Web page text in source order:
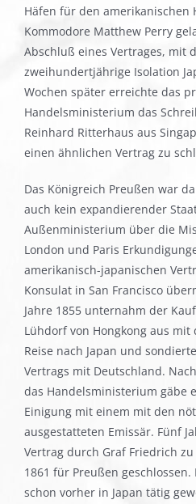
Häfen für den amerikanischen
Kommodore Matthew Perry
Abschluß eines Vertrages, mit
zweihundertjährige Isolation
Wochen später erreichte das
Handelsministerium das
Reinhard Ritterhaus aus
einen ähnlichen Vertrag zu
Das Königreich Preußen war
auch kein expandierender
Außenministerium über die
London und Paris
amerikanisch-japanischen
Konsulat in San Francisco
Jahre 1855 unternahm der
Lühdorf von Hongkong aus mit
Reise nach Japan und
Vertrags mit Deutschland.
das Handelsministerium gäbe
Einigung mit einem mit den
ausgestatteten Emissär. Fünf
Vertrag durch Graf Friedrich
1861 für Preußen
schon vorher in Japan tätig